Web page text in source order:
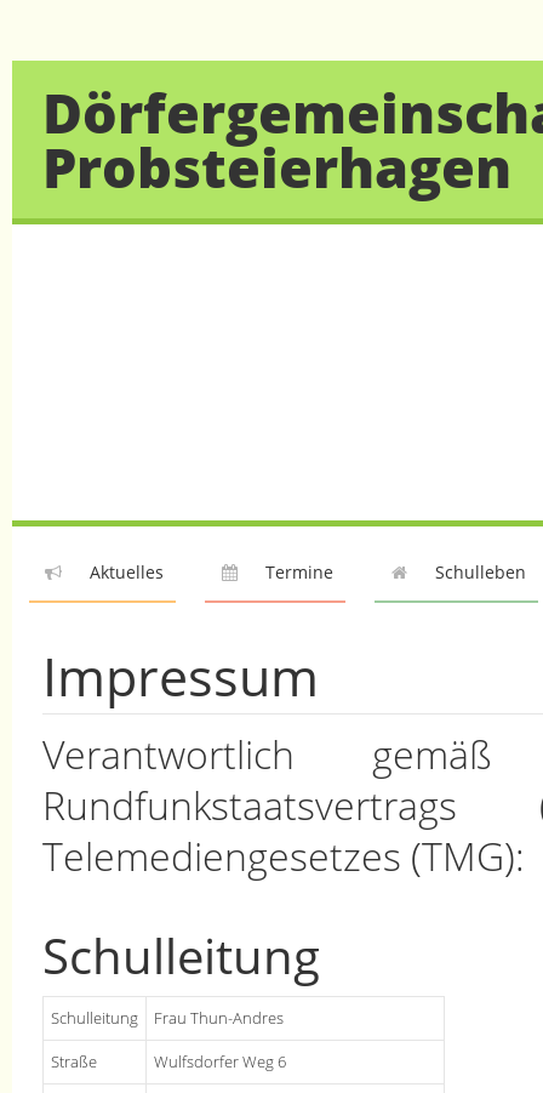
Probsteierhagen
Aktuelles Termine Schulleben
Impressum
Verantwortlich
Telemediengesetzes (TMG):
Schulleitung
Schulleitung
Frau Thun-Andres
Straße
Wulfsdorfer Weg 6